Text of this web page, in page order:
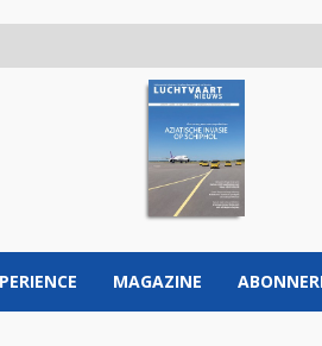
MAGAZINE